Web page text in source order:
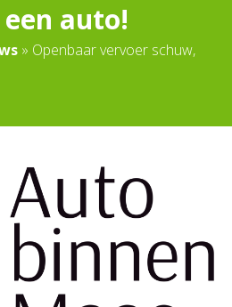
auto!
» Openbaar vervoer schuw,